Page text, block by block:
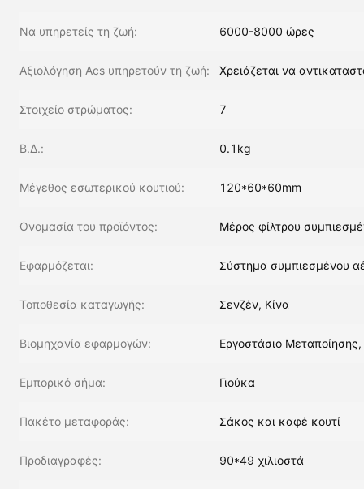
Να υπηρετείς τη ζωή: 6000-8000 ώρες
Αξιολόγηση Acs υπηρετούν τη ζωή: Χρειάζεται να
Στοιχείο στρώματος: 7
Β.Δ.: 0.1kg
Μέγεθος εσωτερικού κουτιού: 120*60*60mm
Ονομασία του προϊόντος: Μέρος φίλτρου
Εφαρμόζεται: Σύστημα συμπιεσμένου
Τοποθεσία καταγωγής: Σενζέν, Κίνα
Βιομηχανία εφαρμογών: Εργοστάσιο
Εμπορικό σήμα: Γιούκα
Πακέτο μεταφοράς: Σάκος και καφέ κουτί
Προδιαγραφές: 90*49 χιλιοστά